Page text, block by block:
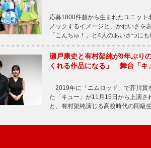
応募1800件超から生まれたユニッ
ノックするイメージと、かわいさを
「こんちゅ！」と4人のあいさつに
瀬戸康史と有村架純が9年ぶり
くれる作品になる」 舞台「キ
2019年に「ニムロッド」で芥川賞
た「キュー」が11月15日から上演さ
と、有村架純演じる高校時代の同級